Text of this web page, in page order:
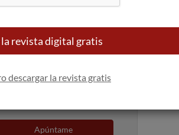
servir de lanzadera
Lara Da Silva.
Apúntame
la revista digital gratis
descargar la revista gratis